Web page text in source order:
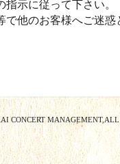
示に従って下さい。
で他のお客様へご迷
CONCERT MANAGEMENT,ALL